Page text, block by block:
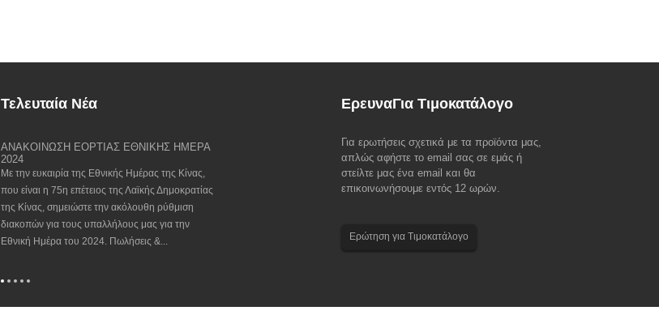
Τελευταία Νέα
ΑΝΑΚΟΙΝΩΣΗ ΕΟΡΤΙΑΣ ΕΘΝΙΚΗΣ ΗΜΕΡΑ
2024
Με την ευκαιρία της Εθνικής Ημέρας της Κίνας,
που είναι η 75η επέτειος της Λαϊκής Δημοκρατίας
της Κίνας, σημειώστε την ακόλουθη ρύθμιση
διακοπών για τους υπαλλήλους μας για την
Εθνική Ημέρα του 2024. Πωλήσεις &...
Βρείτε μας στο EMO Hannover 2023(18-
Διετής εκδήλωση, η κορυφαία εμπορική έκθεση
στον κόσμο για την τεχνολογία παραγωγής, EMO
Συνεργασίας στη Βιομηχανία Εργαλειομηχανών
Ανακοίνωση για το φεστιβάλ Dragon Boat
2023
Λάβετε υπόψη την ακόλουθη ρύθμιση διακοπών
για τους υπαλλήλους μας για το 2023 Dragon
Παραγωγής: 22 Ιουνίου. Τις καλύτερες ευχές και
ΕρευναΓια Τιμοκατάλογο
Για ερωτήσεις σχετικά με τα προϊόντα μας,
απλώς αφήστε το email σας σε εμάς ή
στείλτε μας ένα email και θα
επικοινωνήσουμε εντός 12 ωρών.
Ερώτηση για Τιμοκατάλογο